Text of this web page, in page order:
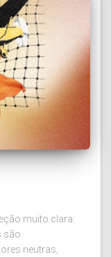
muito clara:
são
neutras,